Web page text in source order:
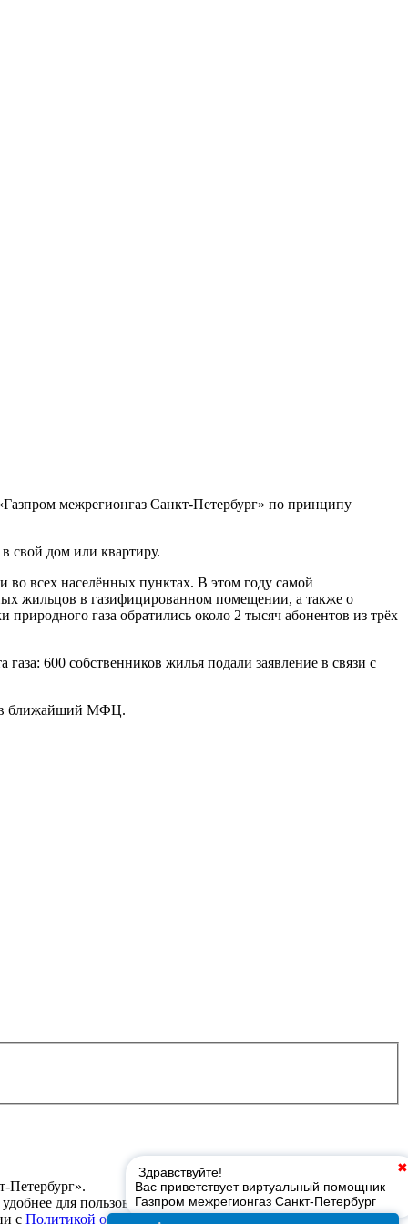
межрегионгаз Санкт-Петербург» по принципу
свой дом или квартиру.
во всех населённых пунктах. В этом году самой
жильцов в газифицированном помещении, а также о
газа обратились около 2 тысяч абонентов из трёх
600 собственников жилья подали заявление в связи с
в ближайший МФЦ.
Петербург».
для пользователей. Нажав кнопку «Соглашаюсь», вы
с Политикой обработки персональных данных в ООО